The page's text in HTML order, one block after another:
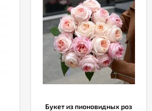
Букет из пионовидных роз